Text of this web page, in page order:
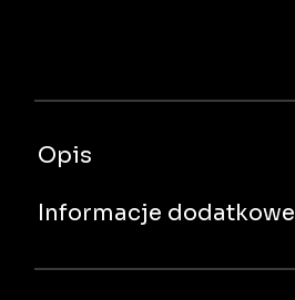
Opis
Informacje dodatkowe